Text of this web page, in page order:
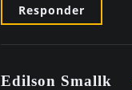
Responder
Edilson Smallk